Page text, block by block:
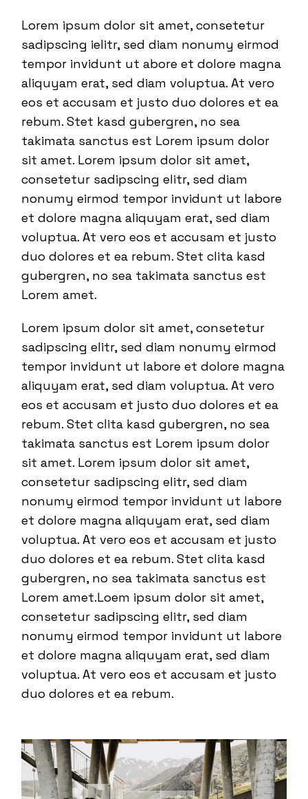
Lorem ipsum dolor sit amet, consetetur
sadipscing ielitr, sed diam nonumy eirmod
tempor invidunt ut abore et dolore magna
aliquyam erat, sed diam voluptua. At vero
eos et accusam et justo duo dolores et ea
rebum. Stet kasd gubergren, no sea
takimata sanctus est Lorem ipsum dolor
sit amet. Lorem ipsum dolor sit amet,
consetetur sadipscing elitr, sed diam
nonumy eirmod tempor invidunt ut labore
et dolore magna aliquyam erat, sed diam
voluptua. At vero eos et accusam et justo
duo dolores et ea rebum. Stet clita kasd
gubergren, no sea takimata sanctus est
Lorem amet.
Lorem ipsum dolor sit amet, consetetur
sadipscing elitr, sed diam nonumy eirmod
tempor invidunt ut labore et dolore magna
aliquyam erat, sed diam voluptua. At vero
eos et accusam et justo duo dolores et ea
rebum. Stet clita kasd gubergren, no sea
takimata sanctus est Lorem ipsum dolor
sit amet. Lorem ipsum dolor sit amet,
consetetur sadipscing elitr, sed diam
nonumy eirmod tempor invidunt ut labore
et dolore magna aliquyam erat, sed diam
voluptua. At vero eos et accusam et justo
duo dolores et ea rebum. Stet clita kasd
gubergren, no sea takimata sanctus est
Lorem amet.Loem ipsum dolor sit amet,
consetetur sadipscing elitr, sed diam
nonumy eirmod tempor invidunt ut labore
et dolore magna aliquyam erat, sed diam
voluptua. At vero eos et accusam et justo
duo dolores et ea rebum.